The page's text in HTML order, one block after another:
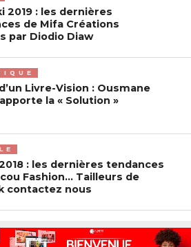
2019 : les dernières
de Mifa Créations
par Diodio Diaw
Livre-Vision : Ousmane
la « Solution »
: les dernières tendances
Fashion… Tailleurs de
contactez nous